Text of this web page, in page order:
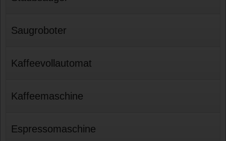
Saugroboter
Kaffeevollautomat
Kaffeemaschine
Espressomaschine